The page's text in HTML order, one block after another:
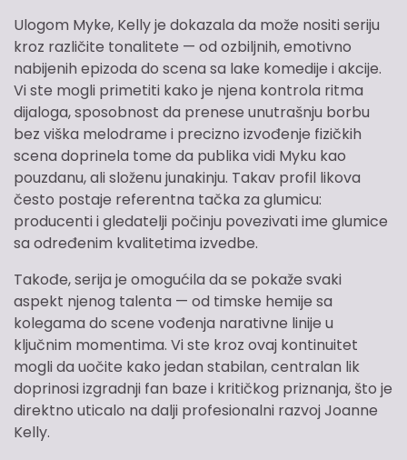
Ulogom Myke, Kelly je dokazala da može nositi seriju
kroz različite tonalitete — od ozbiljnih, emotivno
nabijenih epizoda do scena sa lake komedije i akcije.
Vi ste mogli primetiti kako je njena kontrola ritma
dijaloga, sposobnost da prenese unutrašnju borbu
bez viška melodrame i precizno izvođenje fizičkih
scena doprinela tome da publika vidi Myku kao
pouzdanu, ali složenu junakinju. Takav profil likova
često postaje referentna tačka za glumicu:
producenti i gledatelji počinju povezivati ime glumice
sa određenim kvalitetima izvedbe.
Takođe, serija je omogućila da se pokaže svaki
aspekt njenog talenta — od timske hemije sa
kolegama do scene vođenja narativne linije u
ključnim momentima. Vi ste kroz ovaj kontinuitet
mogli da uočite kako jedan stabilan, centralan lik
doprinosi izgradnji fan baze i kritičkog priznanja, što je
direktno uticalo na dalji profesionalni razvoj Joanne
Kelly.